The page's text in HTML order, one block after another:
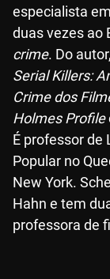
especialista
duas vezes ao
crime. Do
Serial Killers:
Crime dos
Holmes Profile
É professor de
Popular no
New York.
Hahn e tem
professora de